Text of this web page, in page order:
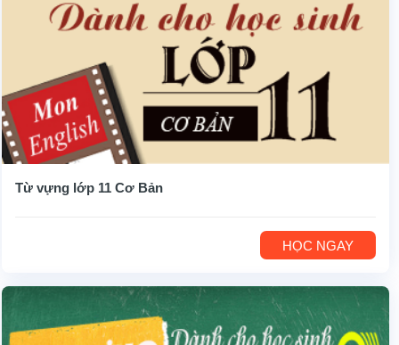
Từ vựng lớp 11 Cơ Bản
HỌC NGAY